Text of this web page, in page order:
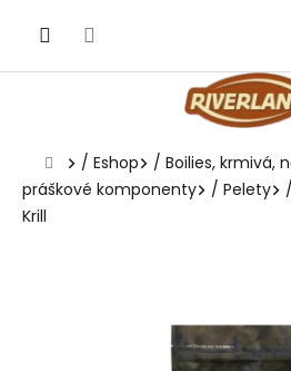
Domov
/ Eshop / Boilies, krmivá,
práškové komponenty
/ Pelety /
Krill